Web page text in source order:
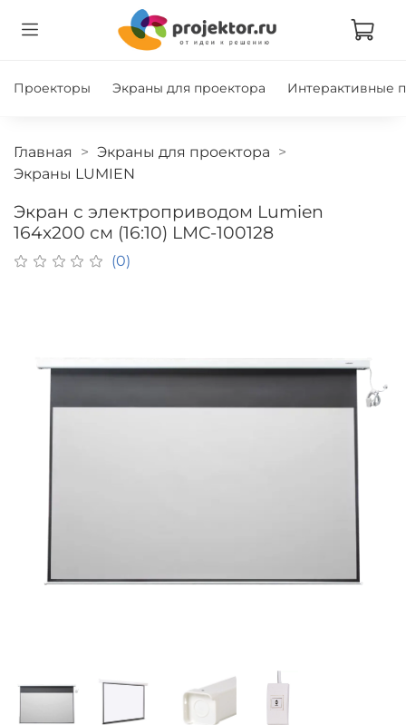
Проекторы Экраны для проектора Интерактивные
Главная
Экраны для проектора
Экраны LUMIEN
Экран с электроприводом Lumien
164x200 см (16:10) LMC-100128
(0)